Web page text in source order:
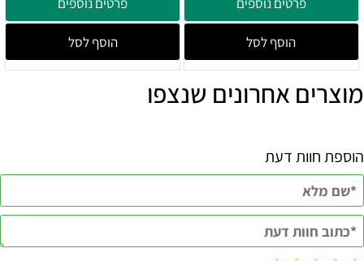
הוסף לסל הוסף לסל
מוצרים אחרונים שנצפו
הוספת חוות דעת